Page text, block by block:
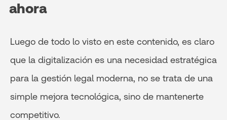
ahora
Luego de todo lo visto en este contenido, es claro
que la digitalización es una necesidad estratégica
para la gestión legal moderna, no se trata de una
simple mejora tecnológica, sino de mantenerte
competitivo.